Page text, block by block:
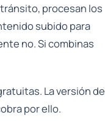
procesan los
subido para
no. Si combinas
La versión de
por ello.